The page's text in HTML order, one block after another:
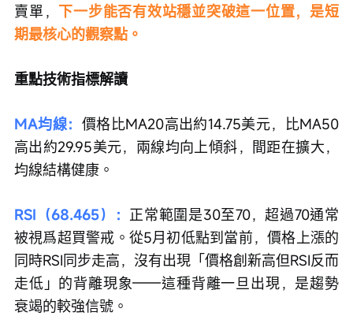
賣單， 下一步能否有效站穩並突破這一位置，是短
期最核心的觀察點。
重點技術指標解讀
MA均線： 價格比MA20高出約14.75美元，比MA50
高出約29.95美元，兩線均向上傾斜，間距在擴大，
均線結構健康。
RSI（68.465）： 正常範圍是30至70，超過70通常
被視爲超買警戒。從5月初低點到當前，價格上漲的
同時RSI同步走高，沒有出現「價格創新高但RSI反而
走低」的背離現象——這種背離一旦出現，是趨勢
衰竭的較強信號。